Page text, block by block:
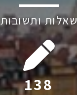
שאלות ותשובות
197